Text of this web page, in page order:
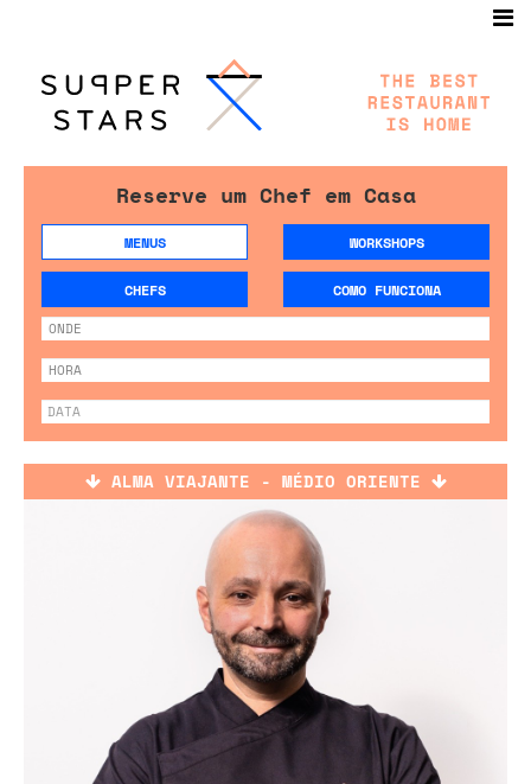
Reserve um Chef em Casa
MENUS WORKSHOPS
CHEFS COMO FUNCIONA
ALMA VIAJANTE - MÉDIO ORIENTE